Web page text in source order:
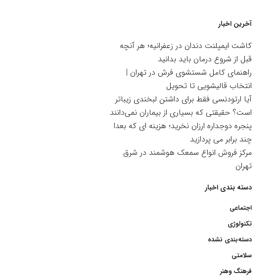
آخرین اخبار
کاشت ایمپلنت دندان در زعفرانیه؛ هر آنچه
قبل از شروع درمان باید بدانید
راهنمای کامل شستشوی فرش در تهران |
انتخاب قالیشویی تا تحویل
آیا ارتودنسی فقط برای داشتن لبخندی زیباتر
است؟ حقیقتی که بسیاری از بیماران نمی‌دانند
پنجره دوجداره ارزان نخرید؛ هزینه ای که بعدا
چند برابر می پردازید
مرکز فروش انواع سمعک هوشمند در شرق
تهران
دسته بندی اخبار
اجتماعی
تکنولوژی
دسته‌بندی نشده
سلامتی
فرهنگ وهنر